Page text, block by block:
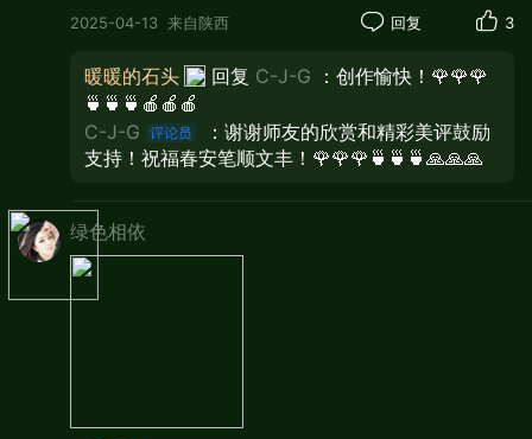
2025-04-13 来自陕西 回复 3
暖暖的石头 回复 C-J-G
：创作愉快！🌹🌹🌹
🍵🍵🍵🍎🍎🍎
C-J-G
：谢谢师友的欣赏和精彩美评鼓励
支持！祝福春安笔顺文丰！🌹🌹🌹🍵🍵🍵🙏🙏🙏
绿色相依